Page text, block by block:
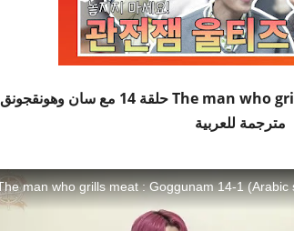
برنامج The man who grills meat: Goggunam حلقة 14 مع سان وهونقجونق
مترجمة للعربية